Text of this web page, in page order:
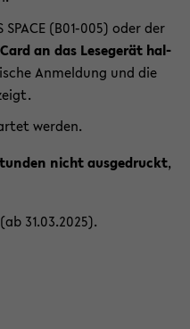
(B01-​005) oder der
an das Le­se­ge­rät hal­
An­mel­dung und die
wer­den.
nicht aus­ge­druckt,
(ab 31.03.2025).